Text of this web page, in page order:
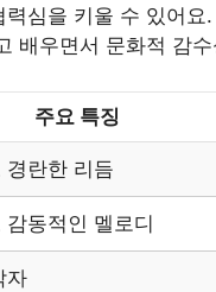
심을 키울 수 있어요.
배우면서 문화적 감
주요 특징
경란한 리듬
감동적인 멜로디
자